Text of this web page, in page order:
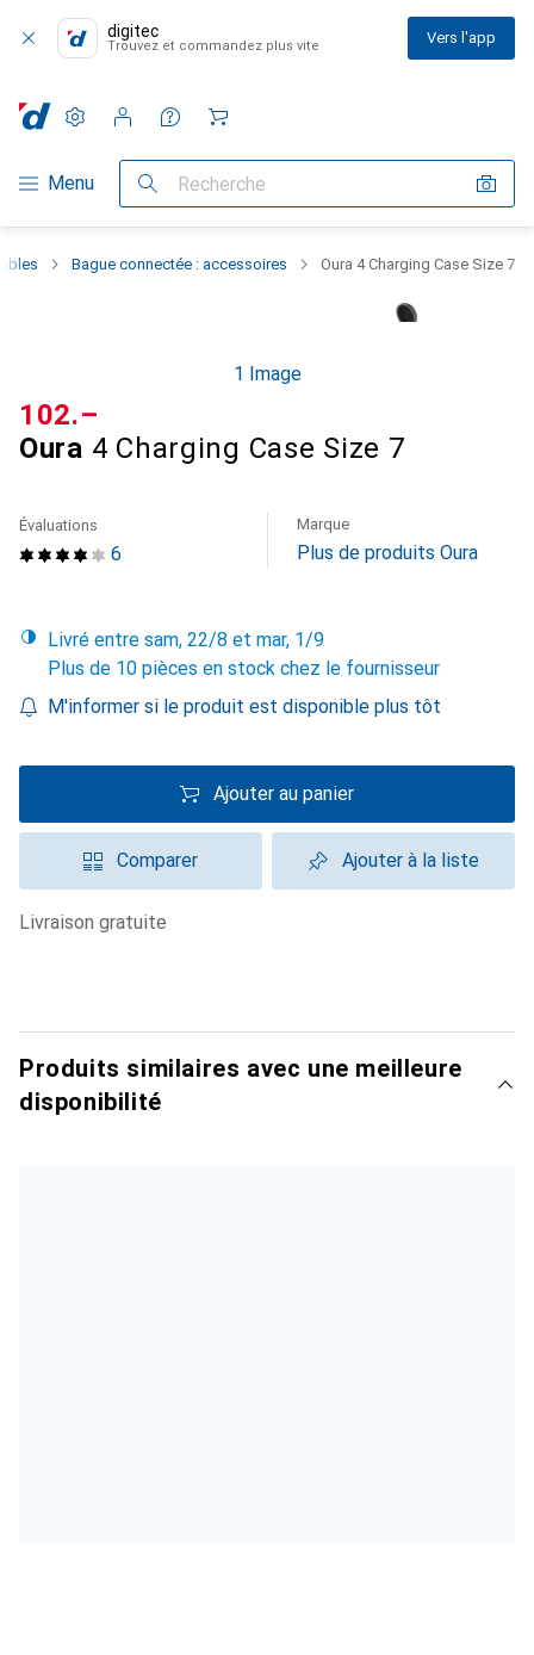
digitec
Trouvez et commandez plus vite Vers l'app
Navigation par catégorie
Menu Recherche
Paramètres
Compte client
Listes de comparaison
Listes d'envies
Panier
Bague connectée : accessoires Oura 4 Charging Case Size 7
1 Image
Oura 4 Charging Case Size 7
CHF
102.–
6
Évaluations Marque
Plus de produits Oura
Livré entre sam, 22/8 et mar, 1/9
Plus de 10 pièces en stock chez le fournisseur
M'informer si le produit est disponible plus tôt
Ajouter au panier
Comparer Ajouter à la liste
livraison gratuite
Produits similaires avec une meilleure
disponibilité